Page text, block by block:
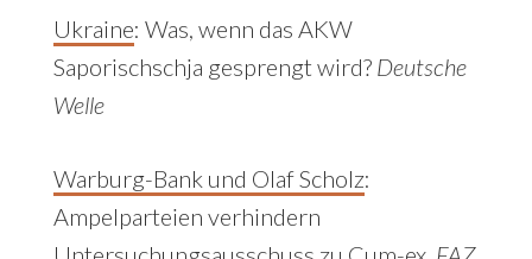
Ukraine: Was, wenn das AKW
Saporischschja gesprengt wird? Deutsche
Welle
Warburg-Bank und Olaf Scholz:
Ampelparteien verhindern